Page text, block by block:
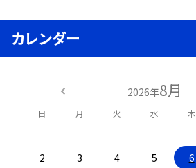
カレンダー
2026年8月
日 月 火 水 木
2
3 4 5 6